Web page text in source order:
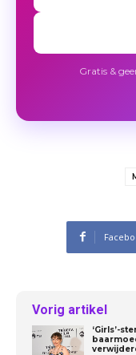
Gratis &
Vorig artikel
‘Girls’-